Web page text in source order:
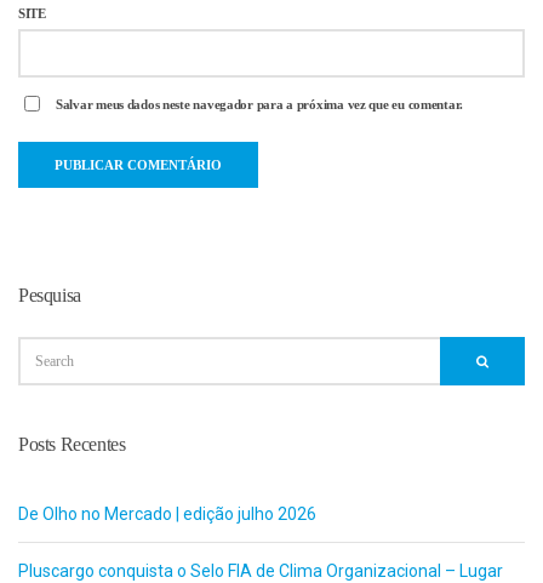
SITE
Salvar meus dados neste navegador para a próxima vez que eu comentar.
Pesquisa
Posts Recentes
De Olho no Mercado | edição julho 2026
Pluscargo conquista o Selo FIA de Clima Organizacional – Lugar